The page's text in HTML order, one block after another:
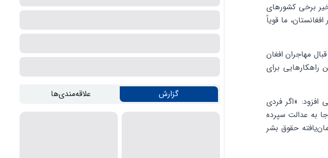
برخی کشورهای
ما قویاً
مهاجران افغان
راهکارهایی برای
افزود: «اگر فردی
به عدالت سپرده
حقوق بشر
گزارش علاقه‌مندی‌ها